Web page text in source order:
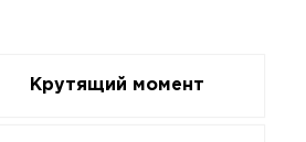
Крутящий момент